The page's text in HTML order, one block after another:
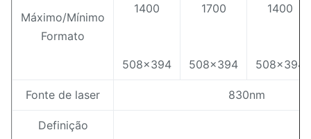
Máximo/Mínimo
Formato
1400
508x394
1700
508x394
1400
508x394
Fonte de laser 830nm
Definição